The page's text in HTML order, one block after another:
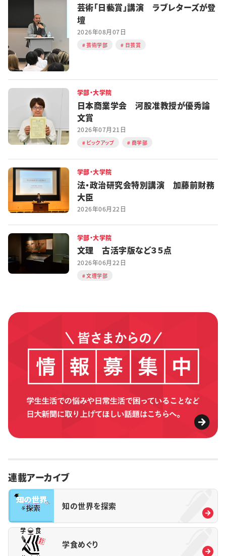
芸術「日藝賞」講演 ラブレターズが登
壇
2026年08月07日
芸術学部 日芸賞
学部・大学院
日本商業学会 河股准教授が優秀論
文賞
2026年07月21日
ピックアップ 商学部
学部・大学院
法・政治研究会特別講演 加藤前財務
大臣
2026年06月22日
学部・大学院
文理 古活字版など３５点
2026年06月22日
文理学部
連載アーカイブ
知の世界を探索
学食めぐり